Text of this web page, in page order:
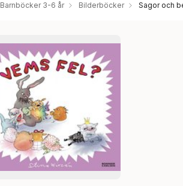
Barnböcker 3-6 år Bilderböcker Sagor och